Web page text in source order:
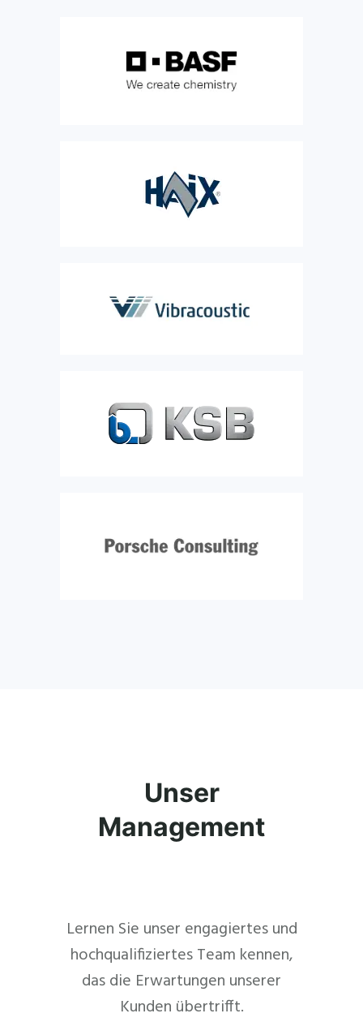
Unser
Management
Lernen Sie unser engagiertes und
hochqualifiziertes Team kennen,
das die Erwartungen unserer
Kunden übertrifft.